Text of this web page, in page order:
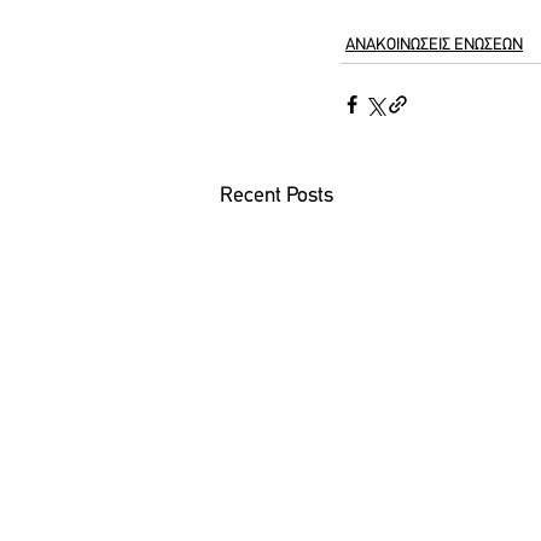
ΑΝΑΚΟΙΝΩΣΕΙΣ ΕΝΩΣΕΩΝ
Recent Posts